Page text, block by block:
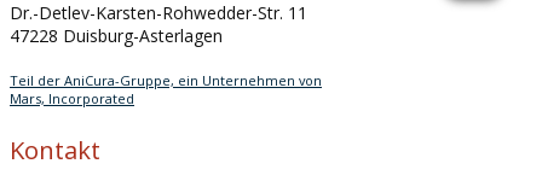
Dr.-Detlev-Karsten-Rohwedder-Str. 11
47228 Duisburg-Asterlagen
Teil der AniCura-Gruppe, ein Unternehmen von
Mars, Incorporated
Kontakt